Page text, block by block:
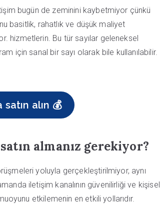
bugün de zeminini kaybetmiyor çünkü
basitlik, rahatlık ve düşük maliyet
hizmetlerin. Bu tür sayılar geleneksel
için sanal bir sayı olarak bile kullanılabilir.
alın 💰
almanız gerekiyor?
yoluyla gerçekleştirilmiyor, aynı
iletişim kanalının güvenilirliği ve kişisel
etkilemenin en etkili yollarıdır.